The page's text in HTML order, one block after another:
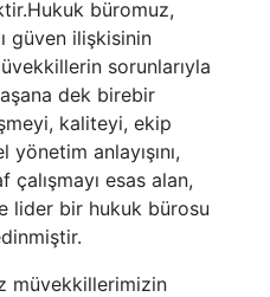
büromuz,
güven ilişkisinin
sorunlarıyla
dek birebir
kaliteyi, ekip
yönetim anlayışını,
esas alan,
lider bir hukuk bürosu
müvekkillerimizin